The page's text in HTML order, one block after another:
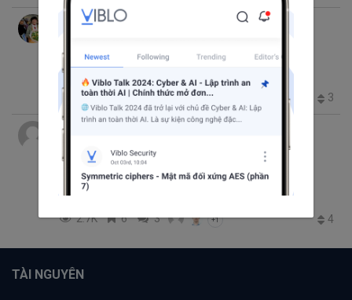
Quang thg 6 20, 2019 7:35 SA 9 phút đọc
Images With Removal Links
Laravel VueJS dropzone.js upload file
1.6K 5 0 3
Nguyễn Ngọc Bạn
Xử lý files trong Swift
document picker
2.7K 6 3 +1 4
TÀI NGUYÊN